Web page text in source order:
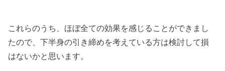
これらのうち、ほぼ全ての効果を感じることができまし
たので、下半身の引き締めを考えている方は検討して損
はないかと思います。